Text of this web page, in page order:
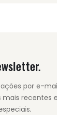
por e-
mais recentes